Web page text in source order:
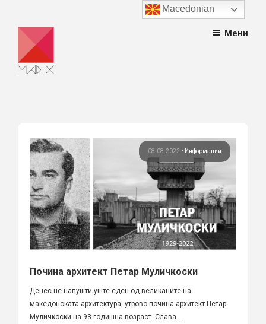
content
Мени
08.08.2022 • Информации
Почина архитект Петар Муличкоски
Денес не напушти уште еден од великаните на
македонската архитектура, утрово почина архитект Петар
Муличкоски на 93 годишна возраст. Слава...
Macedonian